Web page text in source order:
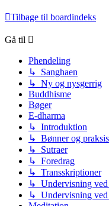
Tilbage til boardindeks
Gå til
Phendeling
↳ Sanghaen
↳ Ny og nysgerrig
Buddhisme
Bøger
E-dharma
↳ Introduktion
↳ Bønner og
↳ Sutraer
↳ Foredrag
↳ Transskriptioner
↳ Undervisning
↳ Undervisning ved